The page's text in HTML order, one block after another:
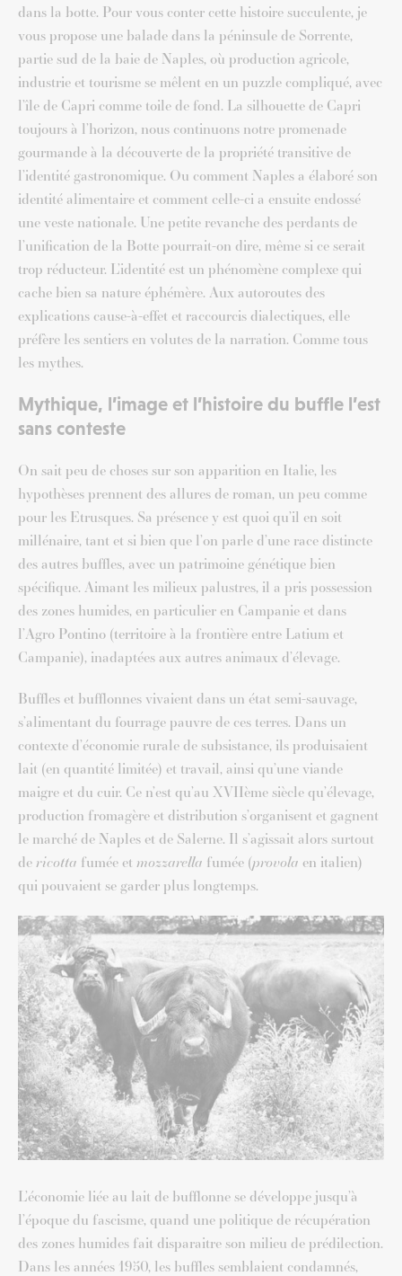
dans la botte. Pour vous conter cette histoire succulente, je
vous propose une balade dans la péninsule de Sorrente,
partie sud de la baie de Naples, où production agricole,
industrie et tourisme se mêlent en un puzzle compliqué, avec
l’île de Capri comme toile de fond. La silhouette de Capri
toujours à l’horizon, nous continuons notre promenade
gourmande à la découverte de la propriété transitive de
l’identité gastronomique. Ou comment Naples a élaboré son
identité alimentaire et comment celle-ci a ensuite endossé
une veste nationale. Une petite revanche des perdants de
l’unification de la Botte pourrait-on dire, même si ce serait
trop réducteur. L’identité est un phénomène complexe qui
cache bien sa nature éphémère. Aux autoroutes des
explications cause-à-effet et raccourcis dialectiques, elle
préfère les sentiers en volutes de la narration. Comme tous
les mythes.
Mythique, l’image et l’histoire du buffle l’est
sans conteste
On sait peu de choses sur son apparition en Italie, les
hypothèses prennent des allures de roman, un peu comme
pour les Etrusques. Sa présence y est quoi qu’il en soit
millénaire, tant et si bien que l’on parle d’une race distincte
des autres buffles, avec un patrimoine génétique bien
spécifique. Aimant les milieux palustres, il a pris possession
des zones humides, en particulier en Campanie et dans
l’Agro Pontino (territoire à la frontière entre Latium et
Campanie), inadaptées aux autres animaux d’élevage.
Buffles et bufflonnes vivaient dans un état semi-sauvage,
s’alimentant du fourrage pauvre de ces terres. Dans un
contexte d’économie rurale de subsistance, ils produisaient
lait (en quantité limitée) et travail, ainsi qu’une viande
maigre et du cuir. Ce n’est qu’au XVIIème siècle qu’élevage,
production fromagère et distribution s’organisent et gagnent
le marché de Naples et de Salerne. Il s’agissait alors surtout
dericotta fumée et mozzarella fumée (provola en italien)
qui pouvaient se garder plus longtemps.
L’économie liée au lait de bufflonne se développe jusqu’à
l’époque du fascisme, quand une politique de récupération
des zones humides fait disparaitre son milieu de prédilection.
Dans les années 1950, les buffles semblaient condamnés,